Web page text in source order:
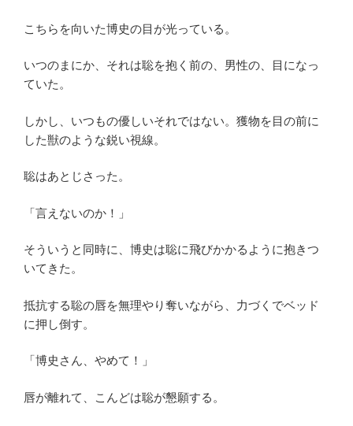
こちらを向いた博史の目が光っている。
いつのまにか、それは聡を抱く前の、男性の、目になっ
ていた。
しかし、いつもの優しいそれではない。獲物を目の前に
した獣のような鋭い視線。
聡はあとじさった。
「言えないのか！」
そういうと同時に、博史は聡に飛びかかるように抱きつ
いてきた。
抵抗する聡の唇を無理やり奪いながら、力づくでベッド
に押し倒す。
「博史さん、やめて！」
唇が離れて、こんどは聡が懇願する。